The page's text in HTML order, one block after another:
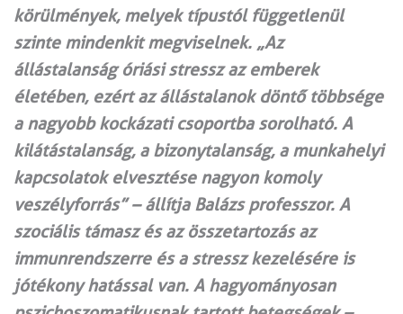
körülmények, melyek típustól függetlenül
szinte mindenkit megviselnek. „Az
állástalanság óriási stressz az emberek
életében, ezért az állástalanok döntő többsége
a nagyobb kockázati csoportba sorolható. A
kilátástalanság, a bizonytalanság, a munkahelyi
kapcsolatok elvesztése nagyon komoly
veszélyforrás” – állítja Balázs professzor. A
szociális támasz és az összetartozás az
immunrendszerre és a stressz kezelésére is
jótékony hatással van. A hagyományosan